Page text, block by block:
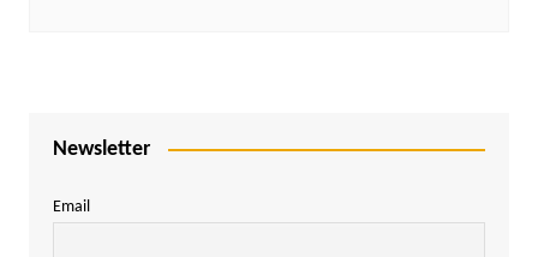
Newsletter
Email